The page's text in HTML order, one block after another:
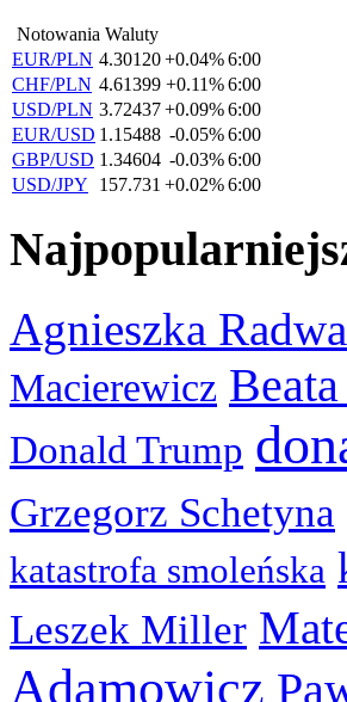
Notowania Waluty
EUR/PLN 4.30120+0.04%6:00
CHF/PLN 4.61399 +0.11%6:00
USD/PLN 3.72437+0.09%6:00
EUR/USD 1.15488 -0.05%6:00
GBP/USD 1.34604 -0.03%6:00
USD/JPY
157.731 +0.02%6:00
Agnieszka
Macierewicz
Donald Trump
Grzegorz Schetyna
katastrofa smoleńska
Leszek Miller
Adamowicz